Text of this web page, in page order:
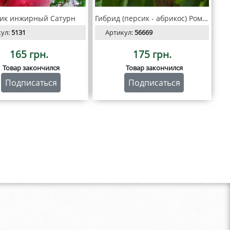
инжирный Сатурн
5131
165 грн.
Товар закончился
Подписаться
Гибрид (персик - абрикос) Ромео
Артикул:56669
175 грн.
Товар закончился
Подписаться